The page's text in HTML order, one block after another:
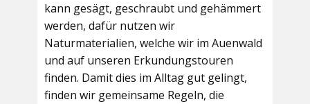
kann gesägt, geschraubt und gehämmert
werden, dafür nutzen wir
Naturmaterialien, welche wir im Auenwald
und auf unseren Erkundungstouren
finden. Damit dies im Alltag gut gelingt,
finden wir gemeinsame Regeln, die